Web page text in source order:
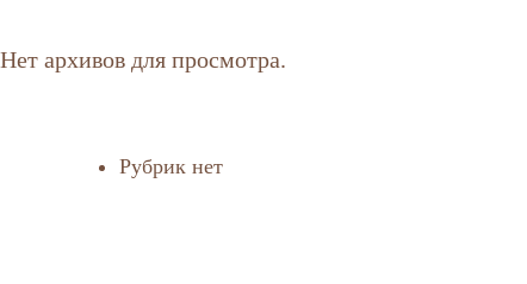
Нет архивов для просмотра.
Рубрик нет